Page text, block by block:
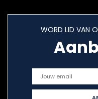
WORD LID VAN